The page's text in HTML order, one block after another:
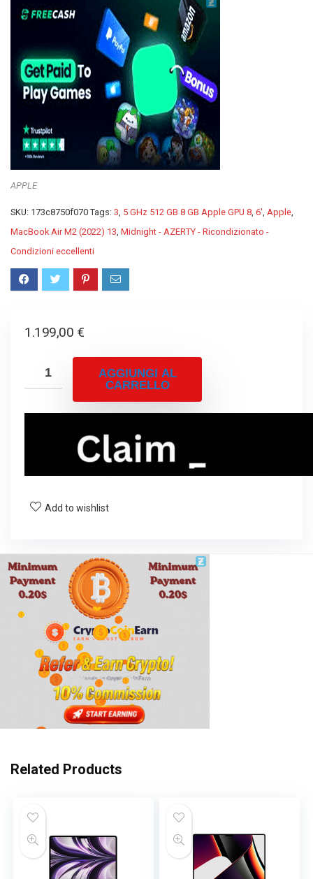
APPLE
SKU: 173c8750f070 Tags: 3, 5 GHz 512 GB 8 GB Apple GPU 8, 6', Apple,
MacBook Air M2 (2022) 13, Midnight - AZERTY - Ricondizionato -
Condizioni eccellenti
1.199,00 €
AGGIUNGI AL
CARRELLO
Add to wishlist
Related Products